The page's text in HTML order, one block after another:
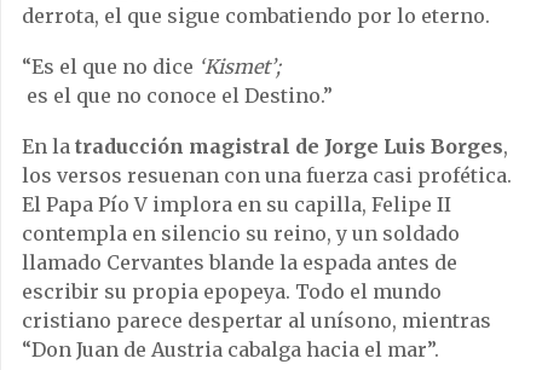
derrota, el que sigue combatiendo por lo eterno.
“Es el que no dice ‘Kismet’;
es el que no conoce el Destino.”
En la traducción magistral de Jorge Luis Borges,
los versos resuenan con una fuerza casi profética.
El Papa Pío V implora en su capilla, Felipe II
contempla en silencio su reino, y un soldado
llamado Cervantes blande la espada antes de
escribir su propia epopeya. Todo el mundo
cristiano parece despertar al unísono, mientras
“Don Juan de Austria cabalga hacia el mar”.